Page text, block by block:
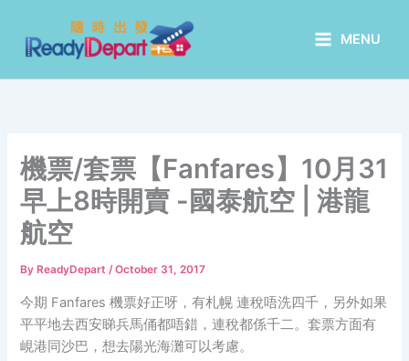
content
MENU
機票/套票【Fanfares】10月31
早上8時開賣 -國泰航空 | 港龍
航空
By ReadyDepart/October 31, 2017
今期 Fanfares 機票好正呀，有札幌 連稅唔洗四千，另外如果
平平地去西安睇兵馬俑都唔錯，連稅都係千二。套票方面有
峴港同沙巴，想去陽光海灘可以考慮。